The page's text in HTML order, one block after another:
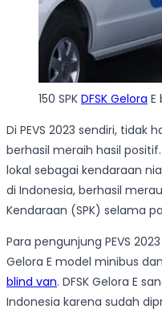
150 SPK DFSK Gelora E
Di PEVS 2023 sendiri, tidak
berhasil meraih hasil positif.
lokal sebagai kendaraan
di Indonesia, berhasil
Kendaraan (SPK) selama
Para pengunjung PEVS
Gelora E model minibus
blind van. DFSK Gelora E
Indonesia karena sudah